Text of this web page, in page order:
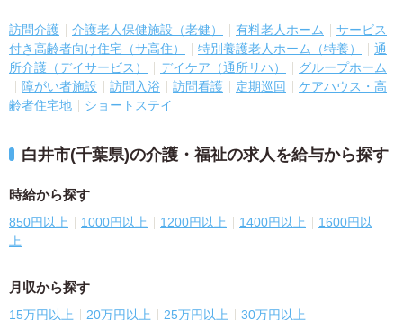
訪問介護 介護老人保健施設（老健） 有料老人ホーム
サービス
付き高齢者向け住宅（サ高住）
特別養護老人ホーム（特養）
通
所介護（デイサービス）
デイケア（通所リハ）
グループホーム
障がい者施設
訪問入浴 訪問看護 定期巡回
ケアハウス・高
齢者住宅地
ショートステイ
白井市(千葉県)の介護・福祉の求人を給与から探す
時給から探す
850円以上 1000円以上 1200円以上 1400円以上
1600円以
上
月収から探す
15万円以上 20万円以上 25万円以上 30万円以上